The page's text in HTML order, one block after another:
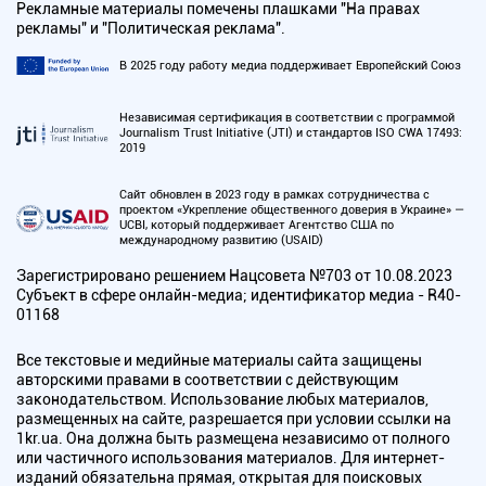
Рекламные материалы помечены плашками "На правах
рекламы" и "Политическая реклама".
В 2025 году работу медиа поддерживает Европейский Союз
Независимая сертификация в соответствии с программой
Journalism Trust Initiative (JTI) и стандартов ISO CWA 17493:
2019
Сайт обновлен в 2023 году в рамках сотрудничества с
проектом «Укрепление общественного доверия в Украине» —
UCBI, который поддерживает Агентство США по
международному развитию (USAID)
Зарегистрировано решением Нацсовета №703 от 10.08.2023
Субъект в сфере онлайн-медиа; идентификатор медиа - R40-
01168
Все текстовые и медийные материалы сайта защищены
авторскими правами в соответствии с действующим
законодательством. Использование любых материалов,
размещенных на сайте, разрешается при условии ссылки на
1kr.ua. Она должна быть размещена независимо от полного
или частичного использования материалов. Для интернет-
изданий обязательна прямая, открытая для поисковых